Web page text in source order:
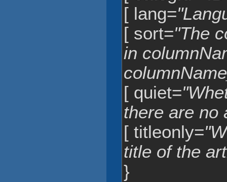
[ lang=
[ sort="The
in
[ quiet=
there are no
[ titleonly=
title of the
}